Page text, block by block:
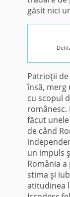
găsit nici
Patrioţii
însă, merg
cu scopul
românesc.
făcut
de când
un impuls
Româ­nia
stima şi
atitudinea